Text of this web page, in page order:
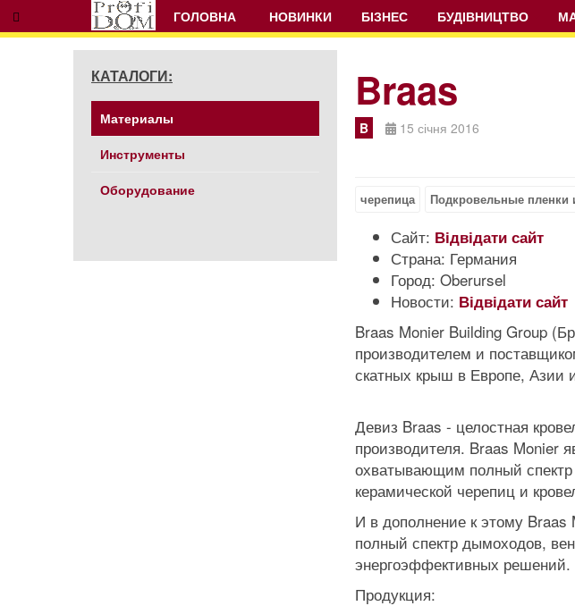
ГОЛОВНА НОВИНКИ БІЗНЕС БУДІВНИЦТВО
Braas
B 15 січня 2016
черепица Подкровельные
Сайт: Відвідати сайт
Страна: Германия
Город: Oberursel
Новости: Відвідати сайт
Braas Monier Building Group
производителем и
скатных крыш в Европе, Азии
Девиз Braas - целостная
производителя. Braas Monier
охватывающим полный спектр
керамической черепиц и
И в дополнение к этому Braas
полный спектр дымоходов,
энергоэффективных решений.
Продукция:
КАТАЛОГИ:
Материалы
Инструменты
Оборудование